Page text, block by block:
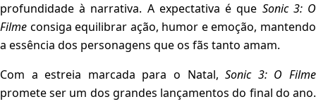
profundidade à narrativa. A expectativa é que Sonic 3: O
Filme consiga equilibrar ação, humor e emoção, mantendo
a essência dos personagens que os fãs tanto amam.
Com a estreia marcada para o Natal,Sonic 3: O Filme
promete ser um dos grandes lançamentos do final do ano.